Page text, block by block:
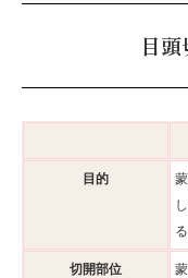
目
目的
る
切開部位